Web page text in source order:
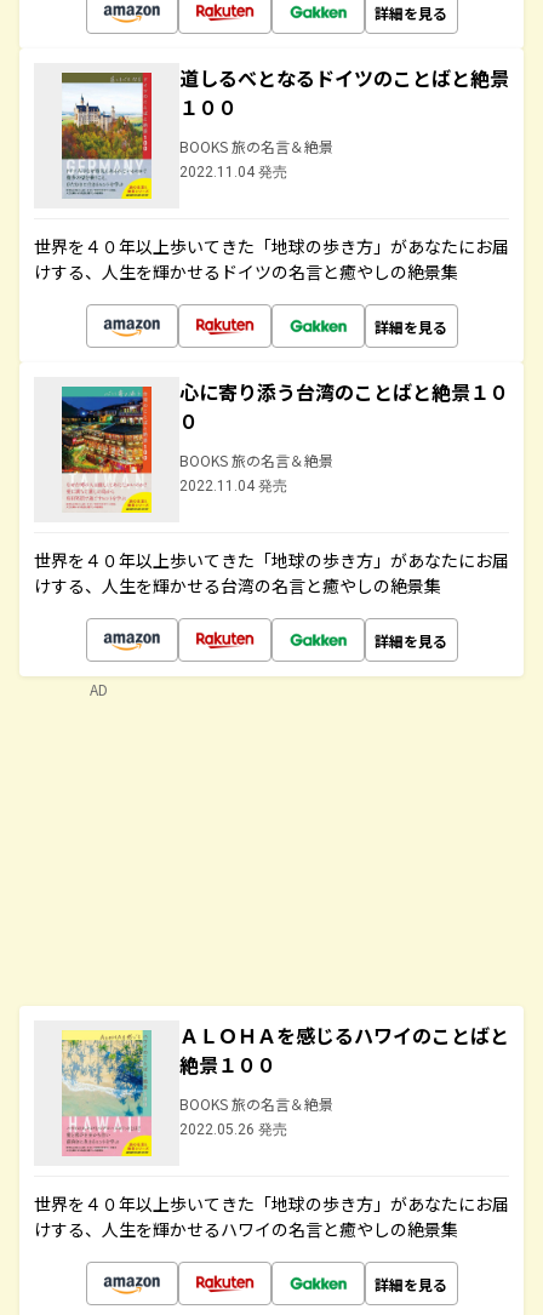
詳細を見る
道しるべとなるドイツのことばと絶景
１００
BOOKS 旅の名言＆絶景
2022.11.04 発売
世界を４０年以上歩いてきた「地球の歩き方」があなたにお届
けする、人生を輝かせるドイツの名言と癒やしの絶景集
詳細を見る
心に寄り添う台湾のことばと絶景１０
０
BOOKS 旅の名言＆絶景
2022.11.04 発売
世界を４０年以上歩いてきた「地球の歩き方」があなたにお届
けする、人生を輝かせる台湾の名言と癒やしの絶景集
詳細を見る
ＡＬＯＨＡを感じるハワイのことばと
絶景１００
BOOKS 旅の名言＆絶景
2022.05.26 発売
世界を４０年以上歩いてきた「地球の歩き方」があなたにお届
けする、人生を輝かせるハワイの名言と癒やしの絶景集
詳細を見る
AD